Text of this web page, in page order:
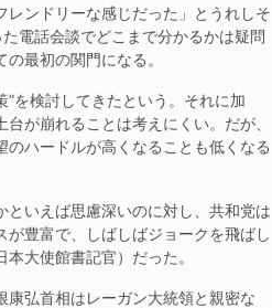
ンドリーな感じだった」とうれしそ
電話会談でどこまで分かるかは疑問
最初の関門になる。
を検討してきたという。それに加
が崩れることは考えにくい。だが、
ハードルが高くなることも低くなる
いえば思慮深いのに対し、共和党は
豊富で、しばしばジョークを飛ばし
大使館書記官）だった。
弘首相はレーガン大統領と親密な